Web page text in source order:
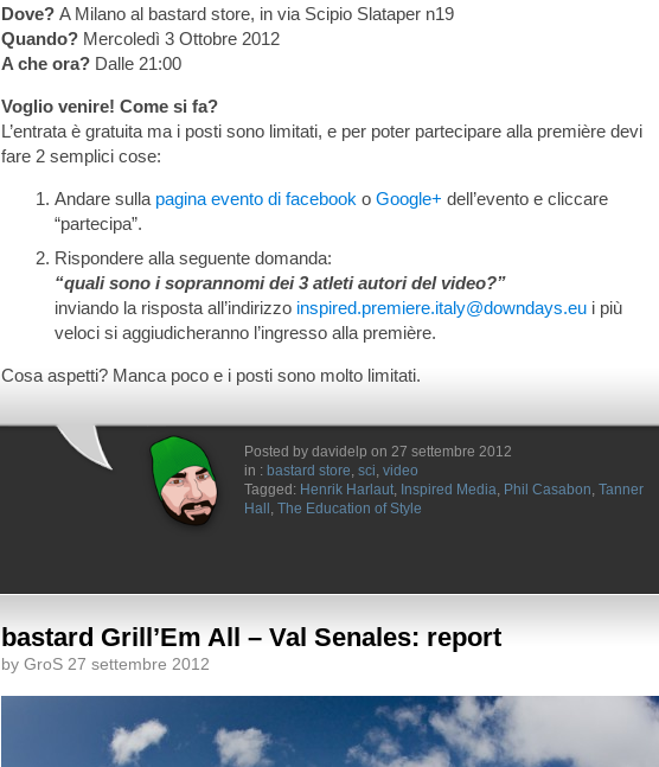
Dove? A Milano al bastard store, in via Scipio Slataper n19
Quando? Mercoledì 3 Ottobre 2012
A che ora? Dalle 21:00
Voglio venire! Come si fa?
L’entrata è gratuita ma i posti sono limitati, e per poter partecipare alla première devi
fare 2 semplici cose:
Andare sulla pagina evento di facebook o Google+ dell’evento e cliccare
“partecipa”.
Rispondere alla seguente domanda:
“quali sono i soprannomi dei 3 atleti autori del video?”
inviando la risposta all’indirizzo inspired.premiere.italy@downdays.eu i più
veloci si aggiudicheranno l’ingresso alla première.
Cosa aspetti? Manca poco e i posti sono molto limitati.
Posted by davidelp on 27 settembre 2012
in : bastard store, sci, video
Tagged: Henrik Harlaut, Inspired Media, Phil Casabon, Tanner
Hall , The Education of Style
bastard Grill’Em All – Val Senales: report
by GroS 27 settembre 2012